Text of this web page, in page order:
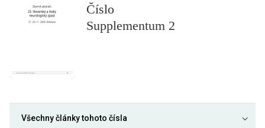
Číslo
Supplementum 2
Všechny články tohoto čísla